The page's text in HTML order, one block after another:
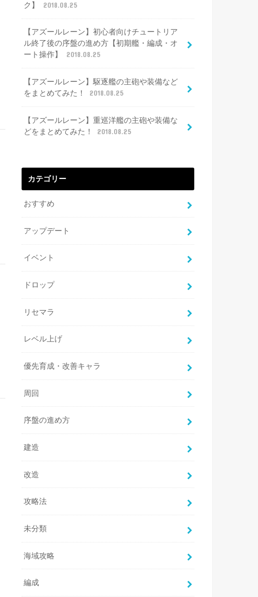
ク】
2018.08.25
【アズールレーン】初心者向けチュートリア
ル終了後の序盤の進め方【初期艦・編成・オ
ート操作】
2018.08.25
【アズールレーン】駆逐艦の主砲や装備など
をまとめてみた！
2018.08.25
【アズールレーン】重巡洋艦の主砲や装備な
どをまとめてみた！
2018.08.25
カテゴリー
おすすめ
アップデート
イベント
ドロップ
リセマラ
レベル上げ
優先育成・改善キャラ
周回
序盤の進め方
建造
改造
攻略法
未分類
海域攻略
編成